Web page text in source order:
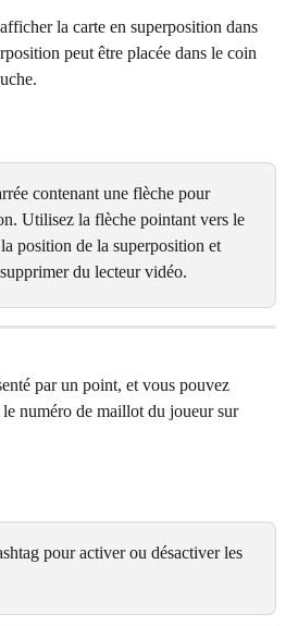
la carte en superposition dans
peut être placée dans le coin
contenant une flèche pour
Utilisez la flèche pointant vers le
position de la superposition et
du lecteur vidéo.
par un point, et vous pouvez
numéro de maillot du joueur sur
pour activer ou désactiver les